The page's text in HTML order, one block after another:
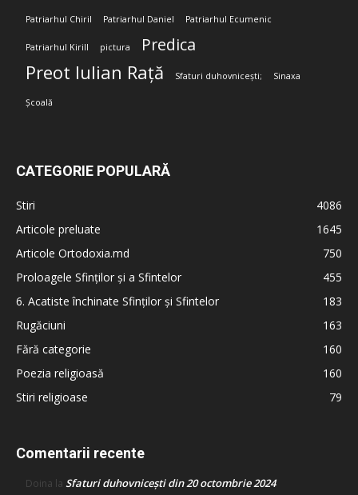
Patriarhul Chiril Patriarhul Daniel Patriarhul Ecumenic
Patriarhul Kirill pictura Predica
Preot Iulian Rață Sfaturi duhovnicești; Sinaxa
Școală
CATEGORIE POPULARĂ
Stiri
4086
Articole preluate
1645
Articole Ortodoxia.md
750
Proloagele Sfinților și a Sfintelor
455
6. Acatiste închinate Sfinților și Sfintelor
183
Rugăciuni
163
Fără categorie
160
Poezia religioasă
160
Stiri religioase
79
Comentarii recente
Doina la Sfaturi duhovnicești din 20 octombrie 2024